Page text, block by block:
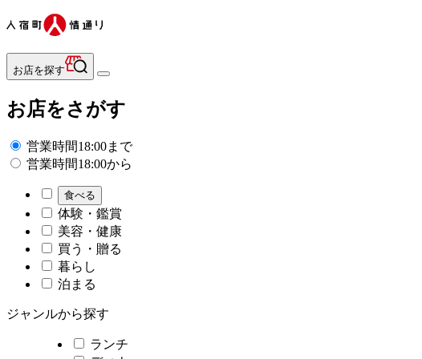
お店を探す
お店をさがす
営業時間18:00まで
営業時間18:00から
食べる
体験・鑑賞
美容・健康
買う・贈る
暮らし
泊まる
ジャンルから探す
ランチ